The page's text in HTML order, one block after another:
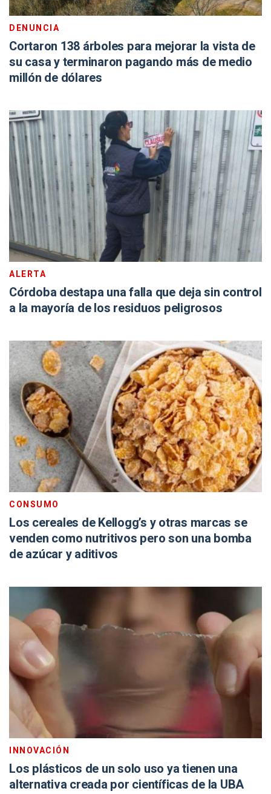
DENUNCIA
Cortaron 138 árboles para mejorar la vista de
su casa y terminaron pagando más de medio
millón de dólares
ALERTA
Córdoba destapa una falla que deja sin control
a la mayoría de los residuos peligrosos
CONSUMO
Los cereales de Kellogg’s y otras marcas se
venden como nutritivos pero son una bomba
de azúcar y aditivos
INNOVACIÓN
Los plásticos de un solo uso ya tienen una
alternativa creada por científicas de la UBA